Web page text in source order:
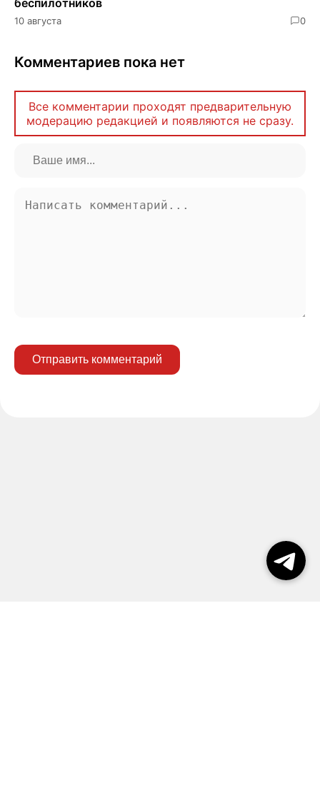
беспилотников
10 августа 0
Комментариев пока нет
Все комментарии проходят предварительную
модерацию редакцией и появляются не сразу.
Отправить комментарий